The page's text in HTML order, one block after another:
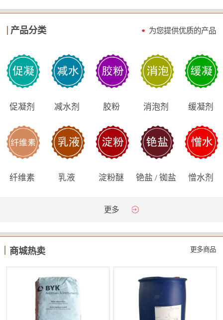
产品分类 为您提供优质的产品
促凝剂 减水剂 胶粉 消泡剂 缓凝剂
纤维素 乳液 淀粉醚 铯盐 / 铷盐 憎水剂
更多
商城热卖 更多商品